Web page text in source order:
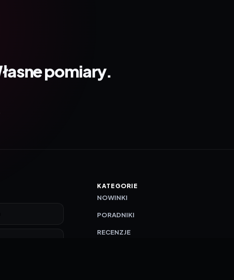
pomiary.
KATEGORIE
NOWINKI
PORADNIKI
RECENZJE